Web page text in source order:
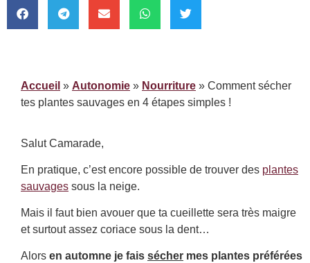
Accueil » Autonomie » Nourriture » Comment sécher
tes plantes sauvages en 4 étapes simples !
Salut Camarade,
En pratique, c’est encore possible de trouver des plantes
sauvages sous la neige.
Mais il faut bien avouer que ta cueillette sera très maigre
et surtout assez coriace sous la dent…
Alors en automne je fais sécher mes plantes préférées